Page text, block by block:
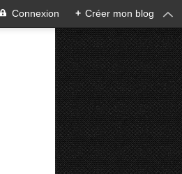
Connexion + Créer mon blog